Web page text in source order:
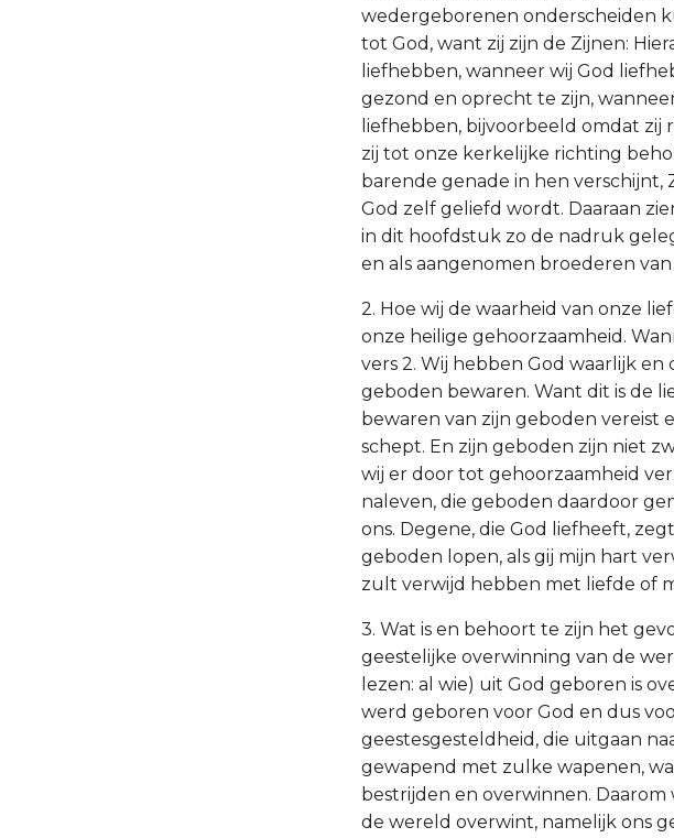
wedergeborenen onderscheiden
tot God, want zij zijn de Zijnen:
liefhebben, wanneer wij God
gezond en oprecht te zijn,
liefhebben, bijvoorbeeld omdat zij
zij tot onze kerkelijke richting
barende genade in hen
God zelf geliefd wordt. Daaraan
in dit hoofdstuk zo de nadruk
en als aangenomen broederen
2. Hoe wij de waarheid van onze
onze heilige gehoorzaamheid.
vers 2. Wij hebben God waarlijk
geboden bewaren. Want dit is de
bewaren van zijn geboden vereist
schept. En zijn geboden zijn niet
wij er door tot gehoorzaamheid
naleven, die geboden daardoor
ons. Degene, die God liefheeft,
geboden lopen, als gij mijn hart
zult verwijd hebben met liefde of
3. Wat is en behoort te zijn het
geestelijke overwinning van de
lezen: al wie) uit God geboren is
werd geboren voor God en dus
geestesgesteldheid, die uitgaan
gewapend met zulke wapenen,
bestrijden en overwinnen.
de wereld overwint, namelijk ons